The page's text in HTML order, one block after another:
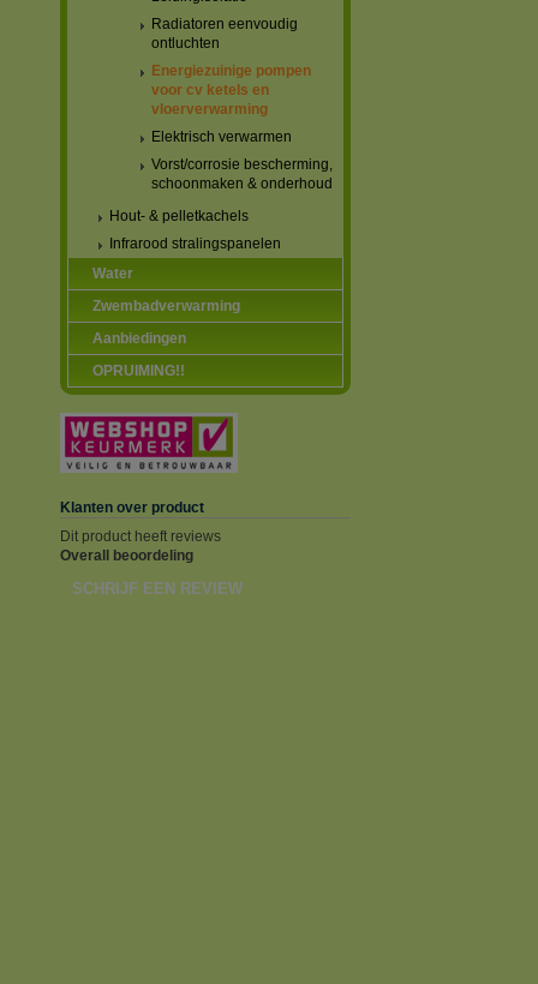
Radiatoren eenvoudig
ontluchten
Energiezuinige pompen
voor cv ketels en
vloerverwarming
Elektrisch verwarmen
Vorst/corrosie bescherming,
schoonmaken & onderhoud
Hout- & pelletkachels
Infrarood stralingspanelen
Water
Zwembadverwarming
Aanbiedingen
OPRUIMING!!
Klanten over product
Dit product heeft reviews
Overall beoordeling
SCHRIJF EEN REVIEW